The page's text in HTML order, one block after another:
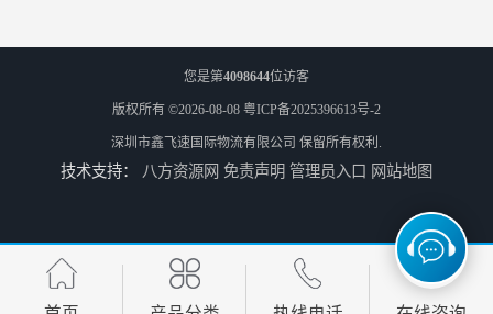
河南鹤壁美森快船美国FBA专线海运国际物流双清包税 河南安阳欧美日加FBA空海运入仓DHL快递代理当日提取
您是第4098644位访客
版权所有 ©2026-08-08 粤ICP备2025396613号-2
深圳市鑫飞速国际物流有限公司 保留所有权利.
技术支持： 八方资源网 免责声明 管理员入口 网站地图